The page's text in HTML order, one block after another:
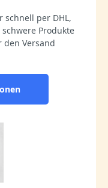
schnell per DHL,
Produkte
Versand